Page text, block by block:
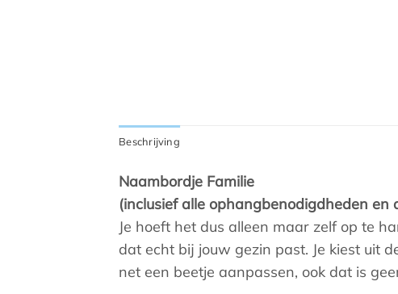
Beschrijving
Naambordje Familie
(inclusief alle ophangbenodigdheden en
Je hoeft het dus alleen maar zelf op te
dat echt bij jouw gezin past. Je kiest uit
net een beetje aanpassen, ook dat is